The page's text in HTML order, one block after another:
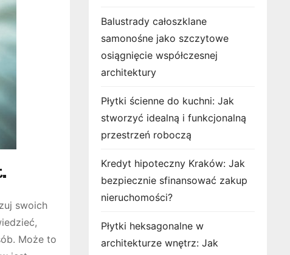
swoich
Może to
Balustrady całoszklane
samonośne jako szczytowe
osiągnięcie współczesnej
architektury
Płytki ścienne do kuchni: Jak
stworzyć idealną i funkcjonalną
przestrzeń roboczą
Kredyt hipoteczny Kraków: Jak
bezpiecznie sfinansować zakup
nieruchomości?
Płytki heksagonalne w
architekturze wnętrz: Jak